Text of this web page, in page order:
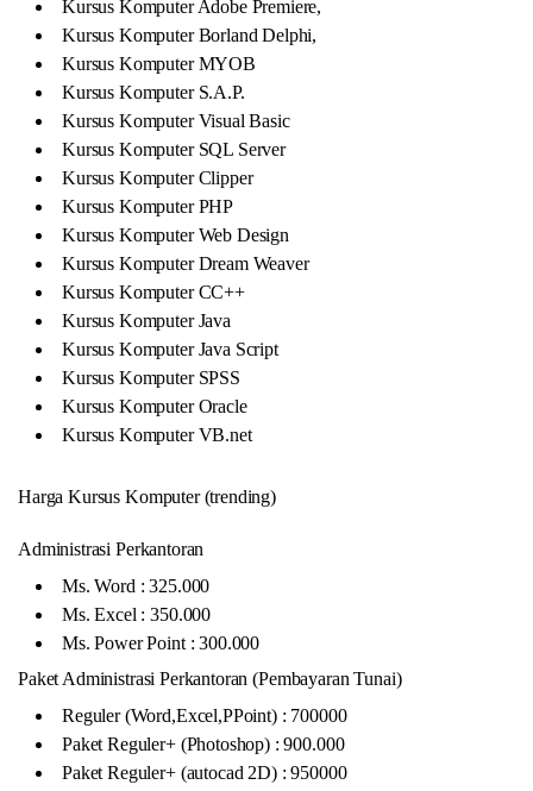
Kursus Komputer Adobe Premiere,
Kursus Komputer Borland Delphi,
Kursus Komputer MYOB
Kursus Komputer S.A.P.
Kursus Komputer Visual Basic
Kursus Komputer SQL Server
Kursus Komputer Clipper
Kursus Komputer PHP
Kursus Komputer Web Design
Kursus Komputer Dream Weaver
Kursus Komputer CC++
Kursus Komputer Java
Kursus Komputer Java Script
Kursus Komputer SPSS
Kursus Komputer Oracle
Kursus Komputer VB.net
Harga Kursus Komputer (trending)
Administrasi Perkantoran
Ms. Word : 325.000
Ms. Excel : 350.000
Ms. Power Point : 300.000
Paket Administrasi Perkantoran (Pembayaran Tunai)
Reguler (Word,Excel,PPoint) : 700000
Paket Reguler+ (Photoshop) : 900.000
Paket Reguler+ (autocad 2D) : 950000